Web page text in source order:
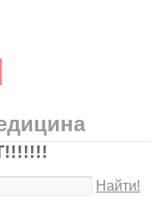
Найти!